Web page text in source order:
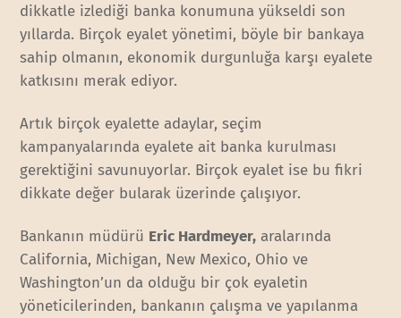
dikkatle izlediği banka konumuna yükseldi son
yıllarda. Birçok eyalet yönetimi, böyle bir bankaya
sahip olmanın, ekonomik durgunluğa karşı eyalete
katkısını merak ediyor.
Artık birçok eyalette adaylar, seçim
kampanyalarında eyalete ait banka kurulması
gerektiğini savunuyorlar. Birçok eyalet ise bu fikri
dikkate değer bularak üzerinde çalışıyor.
Bankanın müdürü Eric Hardmeyer, aralarında
California, Michigan, New Mexico, Ohio ve
Washington’un da olduğu bir çok eyaletin
yöneticilerinden, bankanın çalışma ve yapılanma